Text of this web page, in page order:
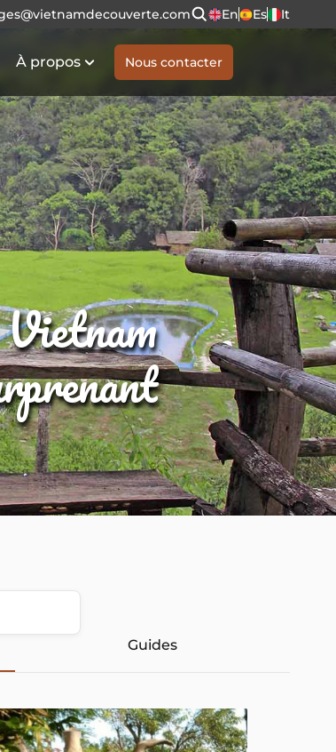
En Es It
À propos Nous contacter
Guides